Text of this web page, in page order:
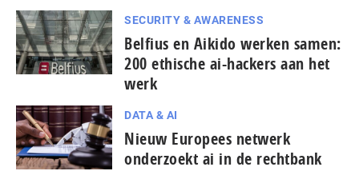
SECURITY & AWARENESS
Belfius en Aikido werken samen:
200 ethische ai-hackers aan het
werk
DATA & AI
Nieuw Europees netwerk
onderzoekt ai in de rechtbank